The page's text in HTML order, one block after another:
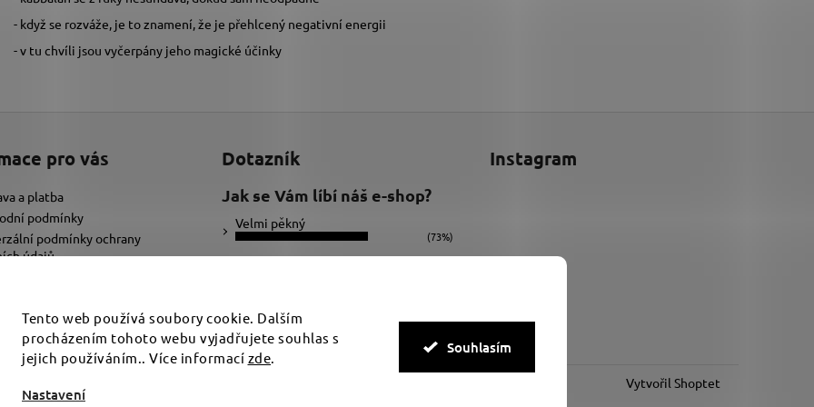
Tento web používá soubory cookie. Dalším
procházením tohoto webu vyjadřujete souhlas s
jejich používáním.. Více informací zde.
Nastavení
Souhlasím
- když se rozváže, je to znamení, že je přehlcený negativní energii
- v tu chvíli jsou vyčerpány jeho magické účinky
pro vás
a platba
podmínky
podmínky ochrany
údajů
text pro náramek
Dotazník
Jak se Vám líbí náš e-shop?
Velmi pěkný
(73%)
Ujde to
Počet hlasů:34
Instagram
Vytvořil Shoptet
cookies